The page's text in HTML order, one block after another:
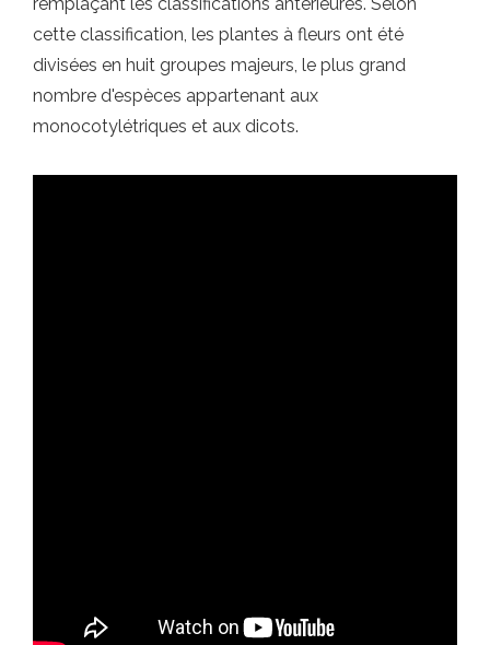
cette classification, les plantes à fleurs ont été
divisées en huit groupes majeurs, le plus grand
nombre d'espèces appartenant aux
monocotylétriques et aux dicots.